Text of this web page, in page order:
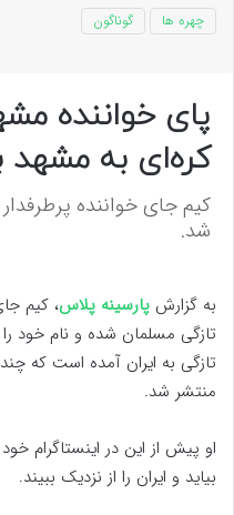
چهره ها گوناگون
پای خواننده
کره‌ای به مشهد
کیم جاى خواننده
شد.
به گزارش پارسینه پلاس، کیم
تازگى مسلمان شده و نام خود
تازگی به ایران آمده است که
منتشر شد.
او پیش از این در اینستاگرام
بیاید و ایران را از نزدیک ببیند.